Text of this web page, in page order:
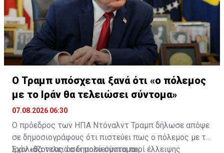
Ο Τραμπ υπόσχεται ξανά ότι «ο πόλεμος
με το Ιράν θα τελειώσει σύντομα»
07.08.2026 06:30
Ο πρόεδρος των ΗΠΑ Ντόναλντ Τραμπ δήλωσε απόψε
σε δημοσιογράφους ότι πιστεύει πως ο πόλεμος με το
Ιράν «θα τελειώσει πολύ σύντομα».
Σχολιάζοντας τα δημοσιεύματα περί έλλειψης